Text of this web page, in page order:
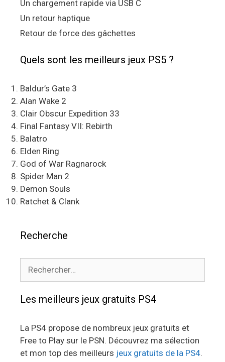
Un chargement rapide via USB C
Un retour haptique
Retour de force des gâchettes
Quels sont les meilleurs jeux PS5 ?
Baldur’s Gate 3
Alan Wake 2
Clair Obscur Expedition 33
Final Fantasy VII: Rebirth
Balatro
Elden Ring
God of War Ragnarock
Spider Man 2
Demon Souls
Ratchet & Clank
Recherche
Les meilleurs jeux gratuits PS4
La PS4 propose de nombreux jeux gratuits et
Free to Play sur le PSN. Découvrez ma sélection
et mon top des meilleurs jeux gratuits de la PS4.